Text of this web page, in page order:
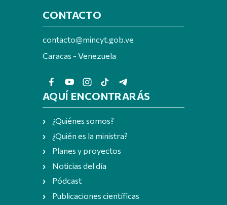
CONTACTO
contacto@mincyt.gob.ve
Caracas - Venezuela
AQUÍ ENCONTRARÁS
¿Quiénes somos?
¿Quién es la ministra?
Planes y proyectos
Noticias del día
Pódcast
Publicaciones científicas